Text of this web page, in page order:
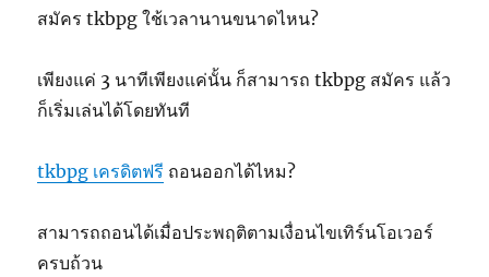
สมัคร tkbpg ใช้เวลานานขนาดไหน?
เพียงแค่ 3 นาทีเพียงแค่นั้น ก็สามารถ tkbpg สมัคร แล้ว
ก็เริ่มเล่นได้โดยทันที
tkbpg เครดิตฟรี ถอนออกได้ไหม?
สามารถถอนได้เมื่อประพฤติตามเงื่อนไขเทิร์นโอเวอร์
ครบถ้วน